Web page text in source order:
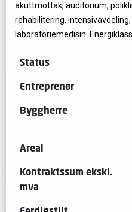
akuttmottak, auditorium,
rehabilitering,
laboratoriemedisin.
Status
Entreprenør
Byggherre
Areal
Kontraktssum ekskl.
mva